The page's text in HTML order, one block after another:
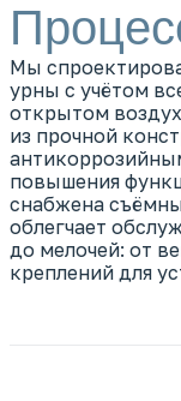
Мы
урны с учётом
открытом
из прочной
повышения
снабжена
облегчает
до мелочей: от
креплений для